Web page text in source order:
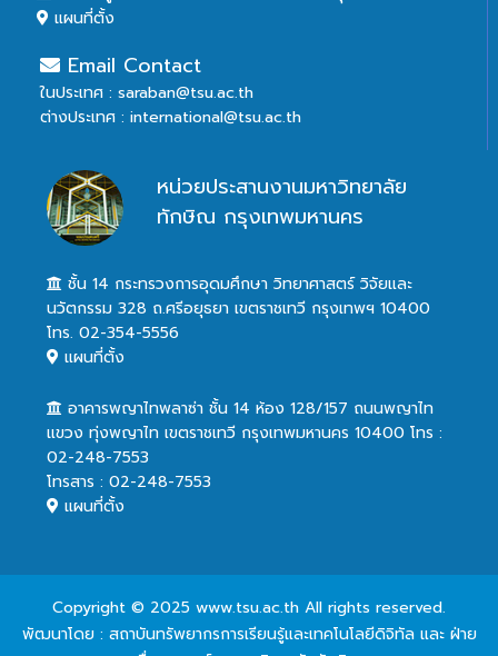
แผนที่ตั้ง
Email Contact
ในประเทศ : saraban@tsu.ac.th
ต่างประเทศ : international@tsu.ac.th
หน่วยประสานงานมหาวิทยาลัย
ทักษิณ กรุงเทพมหานคร
ชั้น 14 กระทรวงการอุดมศึกษา วิทยาศาสตร์ วิจัยและ
นวัตกรรม 328 ถ.ศรีอยุธยา เขตราชเทวี กรุงเทพฯ 10400
โทร. 02-354-5556
แผนที่ตั้ง
อาคารพญาไทพลาซ่า ชั้น 14 ห้อง 128/157 ถนนพญาไท
แขวง ทุ่งพญาไท เขตราชเทวี กรุงเทพมหานคร 10400 โทร :
02-248-7553
โทรสาร : 02-248-7553
แผนที่ตั้ง
Copyright © 2025 www.tsu.ac.th All rights reserved.
พัฒนาโดย : สถาบันทรัพยากรการเรียนรู้และเทคโนโลยีดิจิทัล และ ฝ่าย